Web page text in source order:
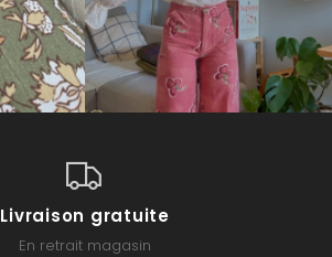
Livraison gratuite
En retrait magasin